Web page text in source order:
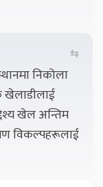
⇆
निकोला
खेल अन्तिम
विकल्पहरूलाई